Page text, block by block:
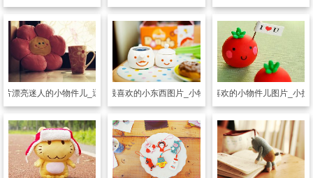
片漂亮迷人的小物件儿_逗你开心
可爱图片 女孩最喜欢的小东西图片_小物件儿十分迷人
可爱图片讨人喜欢的小物件儿图片_小挂